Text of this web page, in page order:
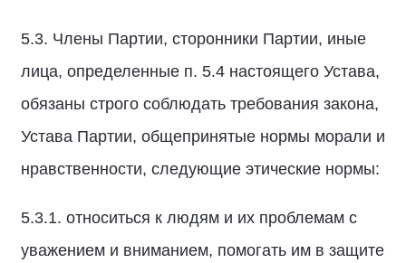
5.3. Члены Партии, сторонники Партии, иные
лица, определенные п. 5.4 настоящего Устава,
обязаны строго соблюдать требования закона,
Устава Партии, общепринятые нормы морали и
нравственности, следующие этические нормы:
5.3.1. относиться к людям и их проблемам с
уважением и вниманием, помогать им в защите